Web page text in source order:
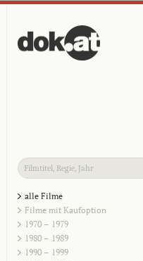
alle Filme
Filme mit Kaufoption
1970 – 1979
1980 – 1989
1990 – 1999